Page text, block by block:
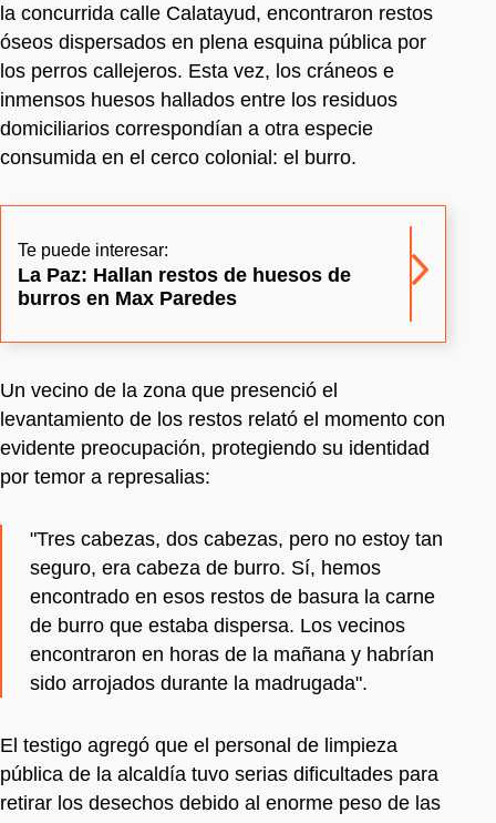
la concurrida calle Calatayud, encontraron restos
óseos dispersados en plena esquina pública por
los perros callejeros. Esta vez, los cráneos e
inmensos huesos hallados entre los residuos
domiciliarios correspondían a otra especie
consumida en el cerco colonial: el burro.
Te puede interesar:
La Paz: Hallan restos de huesos de
burros en Max Paredes
Un vecino de la zona que presenció el
levantamiento de los restos relató el momento con
evidente preocupación, protegiendo su identidad
por temor a represalias:
"Tres cabezas, dos cabezas, pero no estoy tan
seguro, era cabeza de burro. Sí, hemos
encontrado en esos restos de basura la carne
de burro que estaba dispersa. Los vecinos
encontraron en horas de la mañana y habrían
sido arrojados durante la madrugada".
El testigo agregó que el personal de limpieza
pública de la alcaldía tuvo serias dificultades para
retirar los desechos debido al enorme peso de las